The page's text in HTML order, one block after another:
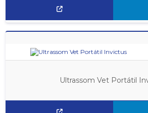
Ultrassom Vet Portátil